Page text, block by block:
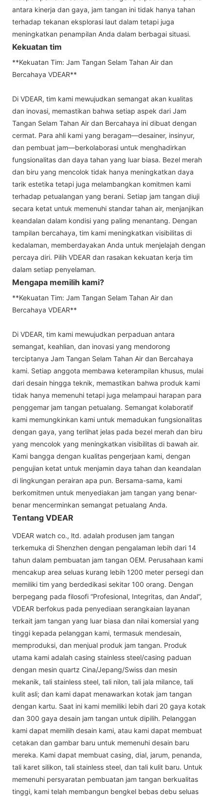
antara kinerja dan gaya, jam tangan ini tidak hanya tahan
terhadap tekanan eksplorasi laut dalam tetapi juga
meningkatkan penampilan Anda dalam berbagai situasi.
Kekuatan tim
**Kekuatan Tim: Jam Tangan Selam Tahan Air dan
Bercahaya VDEAR**
Di VDEAR, tim kami mewujudkan semangat akan kualitas
dan inovasi, memastikan bahwa setiap aspek dari Jam
Tangan Selam Tahan Air dan Bercahaya ini dibuat dengan
cermat. Para ahli kami yang beragam—desainer, insinyur,
dan pembuat jam—berkolaborasi untuk menghadirkan
fungsionalitas dan daya tahan yang luar biasa. Bezel merah
dan biru yang mencolok tidak hanya meningkatkan daya
tarik estetika tetapi juga melambangkan komitmen kami
terhadap petualangan yang berani. Setiap jam tangan diuji
secara ketat untuk memenuhi standar tahan air, menjanjikan
keandalan dalam kondisi yang paling menantang. Dengan
tampilan bercahaya, tim kami meningkatkan visibilitas di
kedalaman, memberdayakan Anda untuk menjelajah dengan
percaya diri. Pilih VDEAR dan rasakan kekuatan kerja tim
dalam setiap penyelaman.
Mengapa memilih kami?
**Kekuatan Tim: Jam Tangan Selam Tahan Air dan
Bercahaya VDEAR**
Di VDEAR, tim kami mewujudkan perpaduan antara
semangat, keahlian, dan inovasi yang mendorong
terciptanya Jam Tangan Selam Tahan Air dan Bercahaya
kami. Setiap anggota membawa keterampilan khusus, mulai
dari desain hingga teknik, memastikan bahwa produk kami
tidak hanya memenuhi tetapi juga melampaui harapan para
penggemar jam tangan petualang. Semangat kolaboratif
kami memungkinkan kami untuk memadukan fungsionalitas
dengan gaya, yang terlihat jelas pada bezel merah dan biru
yang mencolok yang meningkatkan visibilitas di bawah air.
Kami bangga dengan kualitas pengerjaan kami, dengan
pengujian ketat untuk menjamin daya tahan dan keandalan
di lingkungan perairan apa pun. Bersama-sama, kami
berkomitmen untuk menyediakan jam tangan yang benar-
benar mencerminkan semangat petualang Anda.
Tentang VDEAR
VDEAR watch co., ltd. adalah produsen jam tangan
terkemuka di Shenzhen dengan pengalaman lebih dari 14
tahun dalam pembuatan jam tangan OEM. Perusahaan kami
mencakup area seluas kurang lebih 1200 meter persegi dan
memiliki tim yang berdedikasi sekitar 100 orang. Dengan
berpegang pada filosofi “Profesional, Integritas, dan Andal”,
VDEAR berfokus pada penyediaan serangkaian layanan
terkait jam tangan yang luar biasa dan nilai komersial yang
tinggi kepada pelanggan kami, termasuk mendesain,
memproduksi, dan menjual produk jam tangan. Produk
utama kami adalah casing stainless steel/casing paduan
dengan mesin quartz Cina/Jepang/Swiss dan mesin
mekanik, tali stainless steel, tali nilon, tali jala milance, tali
kulit asli; dan kami dapat menawarkan kotak jam tangan
dengan kartu. Saat ini kami memiliki lebih dari 20 gaya kotak
dan 300 gaya desain jam tangan untuk dipilih. Pelanggan
kami dapat memilih desain kami, atau kami dapat membuat
cetakan dan gambar baru untuk memenuhi desain baru
mereka. Kami dapat membuat casing, dial, jarum, penanda,
tali karet silikon, tali stainless steel, dan tali kulit baru. Untuk
memenuhi persyaratan pembuatan jam tangan berkualitas
tinggi, kami telah membangun bengkel bebas debu seluas